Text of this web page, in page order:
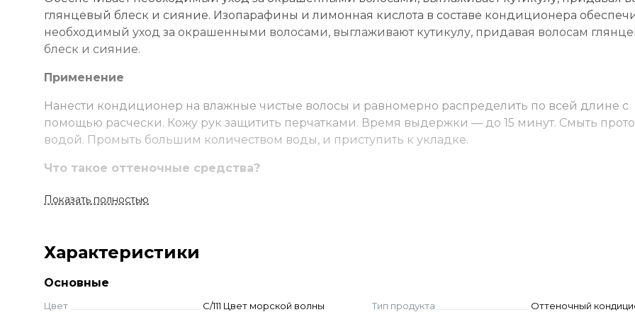
глянцевый блеск и сияние. Изопарафины и лимонная кислота в составе кондиционера
необходимый уход за окрашенными волосами, выглаживают кутикулу, придавая волосам
блеск и сияние.
Применение
Нанести кондиционер на влажные чистые волосы и равномерно распределить по всей длине с
помощью расчески. Кожу рук защитить перчатками. Время выдержки — до 15 минут. Смыть
водой. Промыть большим количеством воды, и приступить к укладке.
Что такое оттеночные средства?
Оттеночные средства — это шампуни и кондиционеры с пигментом. Они тонируют осветленные
Тонирующие бальзамы могут использовать обладательницы любого цвета волос. Такие бальзамы
перекрашивают волосы, а придают им временный оттенок. Их особенность в быстром действии.
Показать полностью
Характеристики
Основные
Цвет С/111 Цвет морской волны Тип продукта Оттеночный